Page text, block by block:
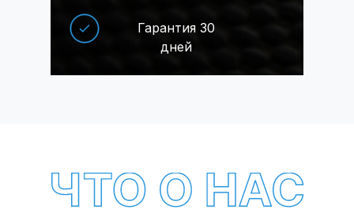
Гарантия 30
дней